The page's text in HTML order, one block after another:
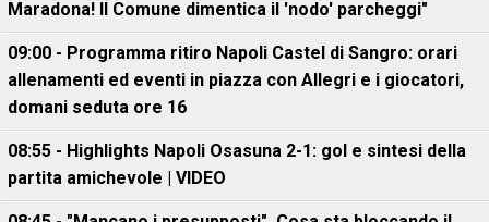
Maradona! Il Comune dimentica il 'nodo' parcheggi"
09:00 - Programma ritiro Napoli Castel di Sangro: orari
allenamenti ed eventi in piazza con Allegri e i giocatori,
domani seduta ore 16
08:55 - Highlights Napoli Osasuna 2-1: gol e sintesi della
partita amichevole | VIDEO